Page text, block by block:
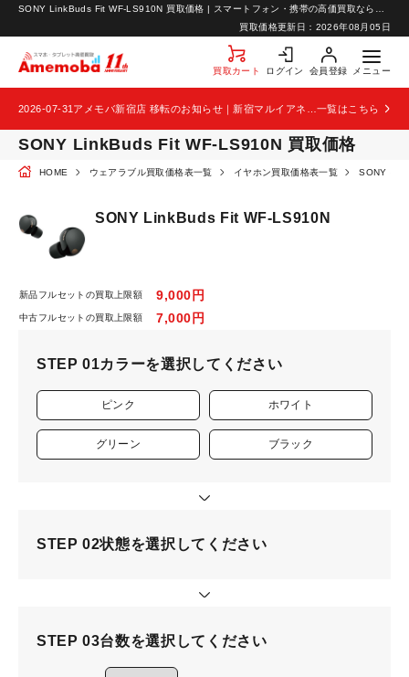
買取価格更新日： 2026年08月05日
買取カート ログイン 会員登録 メニュー
お問い合わせ
2026-07-31 一覧はこちら
SONY LinkBuds Fit WF-LS910N 買取価格
HOME ウェアラブル買取価格表一覧 イヤホン買取価格表一覧 SONY イ
SONY LinkBuds Fit WF-LS910N
新品フルセットの買取上限額 9,000円
中古フルセットの買取上限額 7,000円
STEP 01カラーを選択してください
ピンク ホワイト
グリーン ブラック
STEP 02状態を選択してください
STEP 03台数を選択してください